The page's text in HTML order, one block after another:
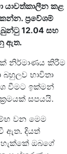
යාවත්කාලීන කළ
ප්‍රවේශම්
12.04 සහ
ඇත.
නිර්මාණය කිරීම
භාවිතා
වීමට ඉක්මන්
සපයයි.
වන මෙම
ඇත. දියත්
ඔබගේ